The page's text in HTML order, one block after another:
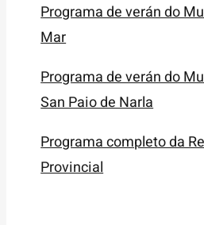
Programa de verán do
Mar
Programa de verán do
San Paio de Narla
Programa completo da
Provincial